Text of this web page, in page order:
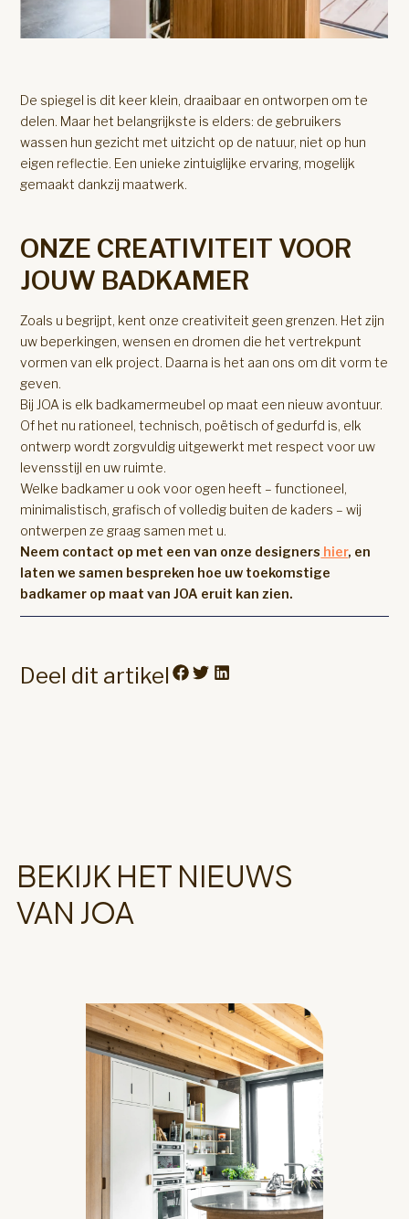
De spiegel is dit keer klein, draaibaar en ontworpen om te
delen. Maar het belangrijkste is elders: de gebruikers
wassen hun gezicht met uitzicht op de natuur, niet op hun
eigen reflectie. Een unieke zintuiglijke ervaring, mogelijk
gemaakt dankzij maatwerk.
ONZE CREATIVITEIT VOOR
JOUW BADKAMER
Zoals u begrijpt, kent onze creativiteit geen grenzen. Het zijn
uw beperkingen, wensen en dromen die het vertrekpunt
vormen van elk project. Daarna is het aan ons om dit vorm te
geven.
Bij JOA is elk badkamermeubel op maat een nieuw avontuur.
Of het nu rationeel, technisch, poëtisch of gedurfd is, elk
ontwerp wordt zorgvuldig uitgewerkt met respect voor uw
levensstijl en uw ruimte.
Welke badkamer u ook voor ogen heeft – functioneel,
minimalistisch, grafisch of volledig buiten de kaders – wij
ontwerpen ze graag samen met u.
Neem contact op met een van onze designers hier, en
laten we samen bespreken hoe uw toekomstige
badkamer op maat van JOA eruit kan zien.
Deel dit artikel
BEKIJK HET NIEUWS
VAN JOA